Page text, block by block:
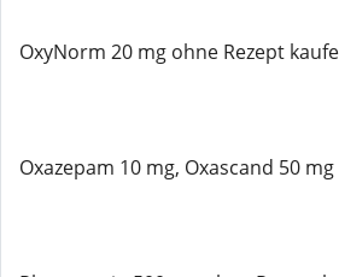
OxyNorm 20 mg ohne Rezept
Oxazepam 10 mg, Oxascand 50